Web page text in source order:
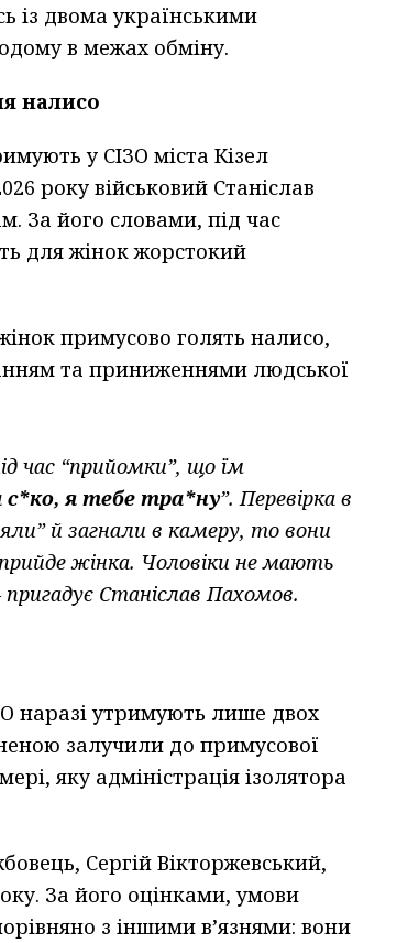
із двома українськими
в межах обміну.
налисо
у СІЗО міста Кізел
року військовий Станіслав
За його словами, під час
для жінок жорстокий
примусово голять налисо,
та приниженнями людської
час “прийомки”, що їм
с*ко, я тебе тра*ну”. Перевірка в
й загнали в камеру, то вони
жінка. Чоловіки не мають
Станіслав Пахомов.
наразі утримують лише двох
залучили до примусової
яку адміністрація ізолятора
Сергій Вікторжевський,
За його оцінками, умови
з іншими в’язнями: вони